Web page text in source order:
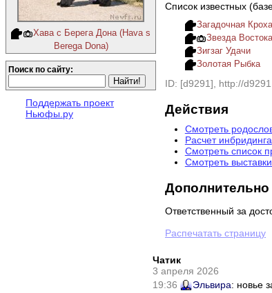
Хава с Берега Дона (Hava s
Berega Dona)
Поиск по сайту:
Поддержать проект
Ньюфы.ру
Список известных
Загадочная
Звезда
Зигзаг Удачи
Золотая Рыбка
ID: [d9291], http://
Действия
Смотреть
Расчет инбридинга
Смотреть список
Смотреть
Дополнительно
Ответственный за
Распечатать страницу
Чатик
3 апреля 2026
19:36
Эльвира: новье